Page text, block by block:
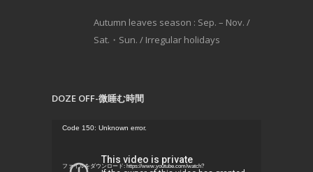
Autumn leaves season : Sep. – Nov. /
Sat.・Sun. / Irregular holidays
DOZE OFF-微睡む時間
Code 150: Unknown error.
ファイルをダウンロード: https://www.youtube.com/watch?